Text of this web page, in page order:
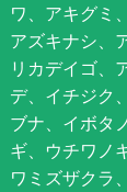
ワ、アキグミ
アズキナシ、
リカデイゴ、
デ、イチジク
ブナ、イボタ
ギ、ウチワノ
ワミズザクラ